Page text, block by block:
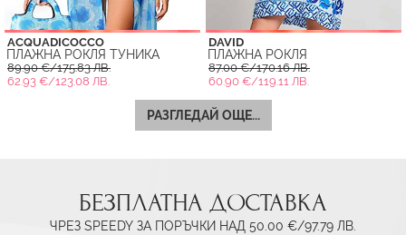
ACQUADICOCCO
ПЛАЖНА РОКЛЯ ТУНИКА
89.90 €/175.83 ЛВ.
62.93 €/123.08 ЛВ.
DAVID
ПЛАЖНА РОКЛЯ
87.00 €/170.16 ЛВ.
60.90 €/119.11 ЛВ.
РАЗГЛЕДАЙ ОЩЕ...
БЕЗПЛАТНА ДОСТАВКА
ЧРЕЗ SPEEDY ЗА ПОРЪЧКИ НАД 50.00 €/97.79 ЛВ.